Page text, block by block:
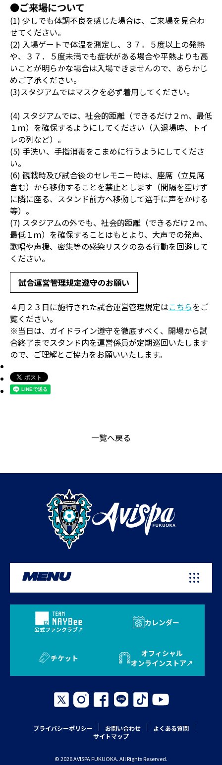
●ご来場について
(1) 少しでも体調不良を感じた場合は、ご来場を見合わ
せてください。
(2) 入場ゲートで体温を測定し、３７．５度以上の発熱
や、３７．５度未満でも症状がある場合や平熱よりも高
いことが明らかな場合は入場できませんので、あらかじ
めご了承ください。
(3)スタジアムではマスクを必ず着用してください。
(4) スタジアムでは、社会的距離（できるだけ２ｍ、最低
１ｍ）を確保するようにしてください（入退場時、トイ
レの列など）。
(5) 手洗い、手指消毒をこまめに行うようにしてくださ
い。
(6) 観戦時及び試合後のセレモニー時は、座席（立見席
含む）から移動することを禁止とします（間隔を空けず
に隣に座る、スタンド前方へ移動して選手に声をかける
等）。
(7) スタジアムの外でも、社会的距離（できるだけ２ｍ、
最低１ｍ）を確保することはもとより、大声での発声、
歌唱や声援、密集等の感染リスクのある行動を回避して
ください。
試合運営管理規定遵守のお願い
４月２３日に施行された試合運営管理規定はこちらをご
覧ください。
※当日は、ガイドライン遵守を徹底すべく、開場から試
合終了までスタンド内を運営係員が定期巡回いたします
ので、ご理解とご協力をお願いいたします。
一覧へ戻る
MENU
公式ファンクラブ
カレンダー
チケット
オフィシャル
オンラインストア
プライバシーポリシー お問い合わせ
よくある質問
サイトマップ
© 2026 AVISPA FUKUOKA. All Rights Reserved.